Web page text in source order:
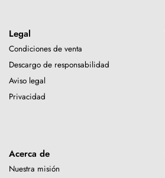
Legal
Condiciones de venta
Descargo de responsabilidad
Aviso legal
Privacidad
Acerca de
Nuestra misión